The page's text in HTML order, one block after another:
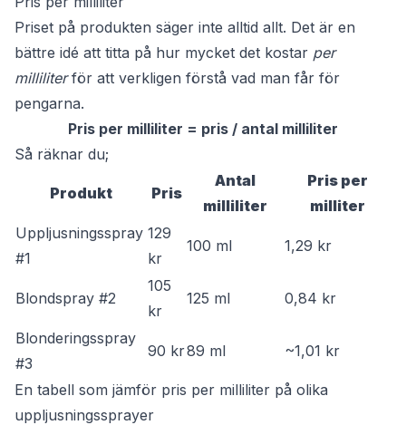
Priset på produkten säger inte alltid allt. Det är en
bättre idé att titta på hur mycket det kostar per
milliliterför att verkligen förstå vad man får för
pengarna.
Pris per milliliter = pris / antal milliliter
Så räknar du;
Produkt Pris
Antal
milliliter
Pris per
milliter
Uppljusningsspray
#1
129
kr
100 ml 1,29 kr
Blondspray #2
105
kr
125 ml 0,84 kr
Blonderingsspray
#3
90 kr89 ml ~1,01 kr
En tabell som jämför pris per milliliter på olika
uppljusningssprayer